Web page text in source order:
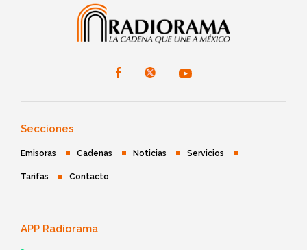
Secciones
Emisoras Cadenas Noticias Servicios
Tarifas Contacto
APP Radiorama